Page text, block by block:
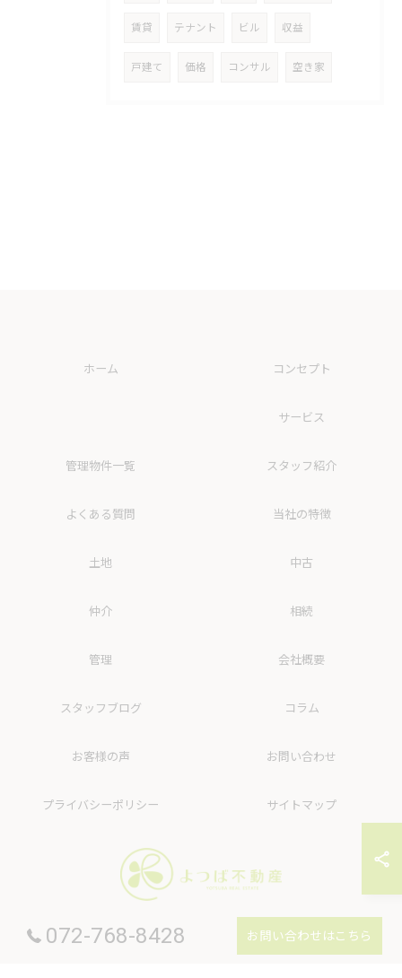
賃貸 テナント ビル 収益
戸建て 価格 コンサル 空き家
072-768-8428 お問い合わせはこちら
ホーム コンセプト
サービス
管理物件一覧 スタッフ紹介
よくある質問 当社の特徴
土地 中古
仲介 相続
管理 会社概要
スタッフブログ コラム
お客様の声 お問い合わせ
プライバシーポリシー サイトマップ
© 2026 大阪府箕面の不動産なら株式会社よつば不動産 ALL RIGHTS RESERVED.